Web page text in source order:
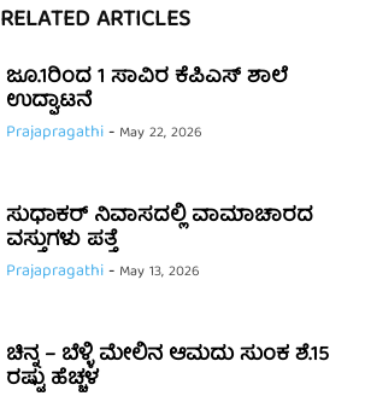
RELATED ARTICLES
ಜೂ.1ರಿಂದ 1 ಸಾವಿರ ಕೆಪಿಎಸ್ ಶಾಲೆ
ಉದ್ಘಾಟನೆ
Prajapragathi- May 22, 2026
ಸುಧಾಕರ್ ನಿವಾಸದಲ್ಲಿ ವಾಮಾಚಾರದ
ವಸ್ತುಗಳು ಪತ್ತೆ
Prajapragathi- May 13, 2026
ಚಿನ್ನ – ಬೆಳ್ಳಿ ಮೇಲಿನ ಆಮದು ಸುಂಕ ಶೆ.15
ರಷ್ಟು ಹೆಚ್ಚಳ